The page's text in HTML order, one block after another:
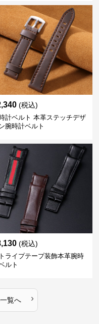
(税込)
計ベルト 本革ステッチデザ
腕時計ベルト
(税込)
ライプテープ装飾本革腕時
ルト
覧へ ›